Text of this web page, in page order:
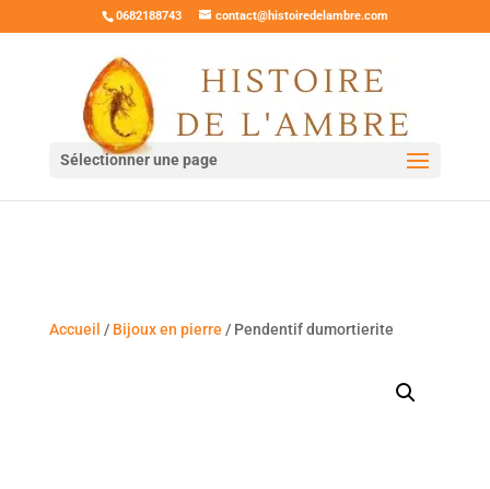
0682188743 contact@histoiredelambre.com
Sélectionner une page
Accueil / Bijoux en pierre / Pendentif dumortierite